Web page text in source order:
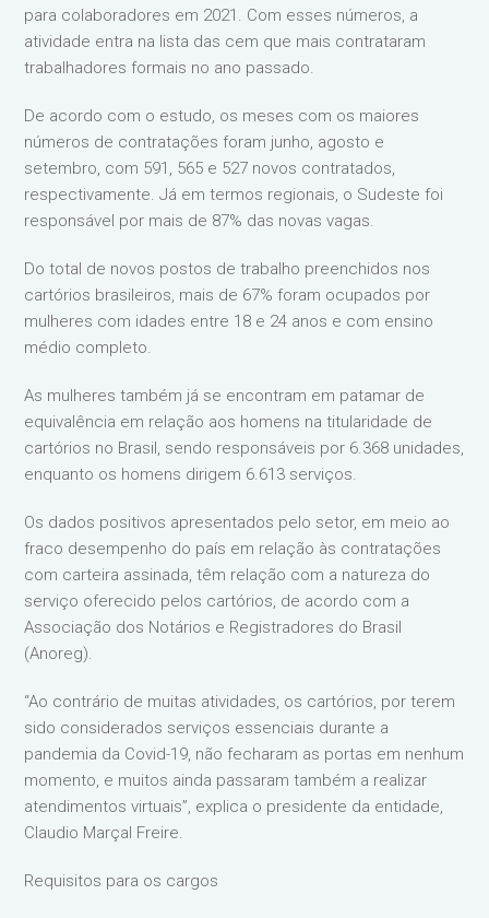
para colaboradores em 2021. Com esses números, a
atividade entra na lista das cem que mais contrataram
trabalhadores formais no ano passado.
De acordo com o estudo, os meses com os maiores
números de contratações foram junho, agosto e
setembro, com 591, 565 e 527 novos contratados,
respectivamente. Já em termos regionais, o Sudeste foi
responsável por mais de 87% das novas vagas.
Do total de novos postos de trabalho preenchidos nos
cartórios brasileiros, mais de 67% foram ocupados por
mulheres com idades entre 18 e 24 anos e com ensino
médio completo.
As mulheres também já se encontram em patamar de
equivalência em relação aos homens na titularidade de
cartórios no Brasil, sendo responsáveis por 6.368 unidades,
enquanto os homens dirigem 6.613 serviços.
Os dados positivos apresentados pelo setor, em meio ao
fraco desempenho do país em relação às contratações
com carteira assinada, têm relação com a natureza do
serviço oferecido pelos cartórios, de acordo com a
Associação dos Notários e Registradores do Brasil
(Anoreg).
“Ao contrário de muitas atividades, os cartórios, por terem
sido considerados serviços essenciais durante a
pandemia da Covid-19, não fecharam as portas em nenhum
momento, e muitos ainda passaram também a realizar
atendimentos virtuais”, explica o presidente da entidade,
Claudio Marçal Freire.
Requisitos para os cargos